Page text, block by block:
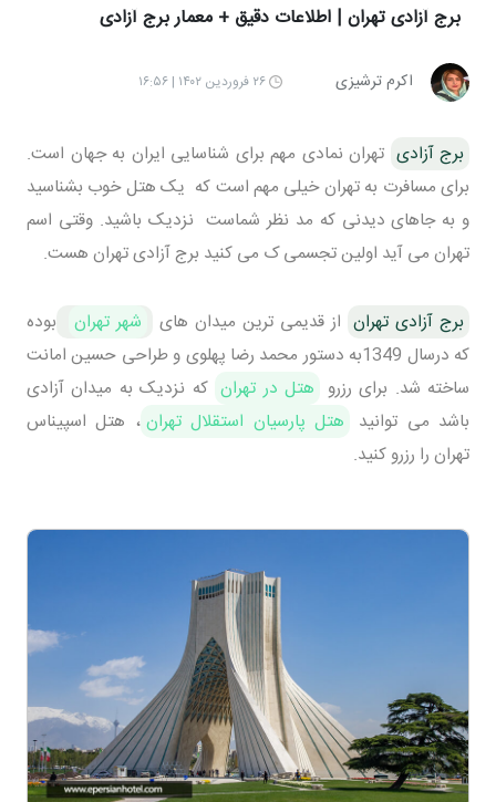
برج آزادی تهران | اطلاعات دقیق + معمار برج آزادی
اکرم ترشیزی ۲۶ فروردین ۱۴۰۲ | ۱۶:۵۶
برج آزادی تهران نمادی مهم برای شناسایی ایران به جهان است.
برای مسافرت به تهران خیلی مهم است که یک هتل خوب بشناسید
و به جاهای دیدنی که مد نظر شماست نزدیک باشید. وقتی اسم
تهران می آید اولین تجسمی ک می کنید برج آزادی تهران هست.
برج آزادی تهران از قدیمی ترین میدان های شهر تهران
بوده
که درسال 1349به دستور محمد رضا پهلوی و طراحی حسین امانت
ساخته شد. برای رزرو هتل در تهران که نزدیک به میدان آزادی
باشد می توانید هتل پارسیان استقلال تهران ، هتل اسپیناس
تهران را رزرو کنید.